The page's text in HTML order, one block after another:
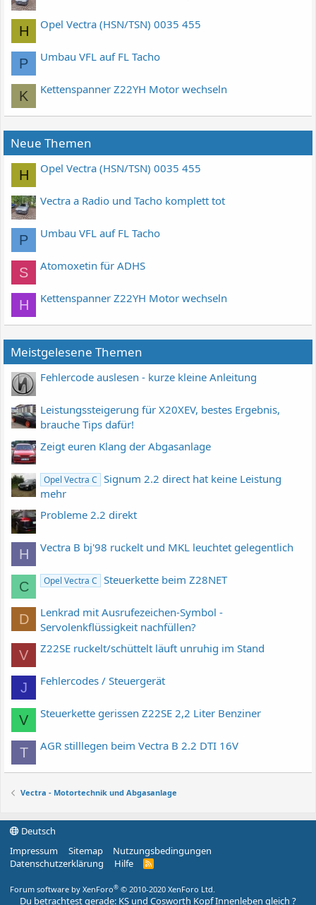
H Opel Vectra (HSN/TSN) 0035 455
P Umbau VFL auf FL Tacho
K Kettenspanner Z22YH Motor wechseln
Neue Themen
H Opel Vectra (HSN/TSN) 0035 455
Vectra a Radio und Tacho komplett tot
P Umbau VFL auf FL Tacho
S Atomoxetin für ADHS
H Kettenspanner Z22YH Motor wechseln
Meistgelesene Themen
Fehlercode auslesen - kurze kleine Anleitung
Leistungssteigerung für X20XEV, bestes Ergebnis,
brauche Tips dafür!
Zeigt euren Klang der Abgasanlage
Opel Vectra C
Signum 2.2 direct hat keine Leistung
mehr
Probleme 2.2 direkt
H Vectra B bj'98 ruckelt und MKL leuchtet gelegentlich
C Opel Vectra C Steuerkette beim Z28NET
D
Lenkrad mit Ausrufezeichen-Symbol -
Servolenkflüssigkeit nachfüllen?
V Z22SE ruckelt/schüttelt läuft unruhig im Stand
J Fehlercodes / Steuergerät
V Steuerkette gerissen Z22SE 2,2 Liter Benziner
T AGR stilllegen beim Vectra B 2.2 DTI 16V
Vectra - Motortechnik und Abgasanlage
Deutsch
Impressum
Sitemap
Nutzungsbedingungen
Datenschutzerklärung
Hilfe
R
Forum software by XenForo® © 2010-2020 XenForo Ltd.
Du betrachtest gerade: KS und Cosworth Kopf Innenleben gleich ?